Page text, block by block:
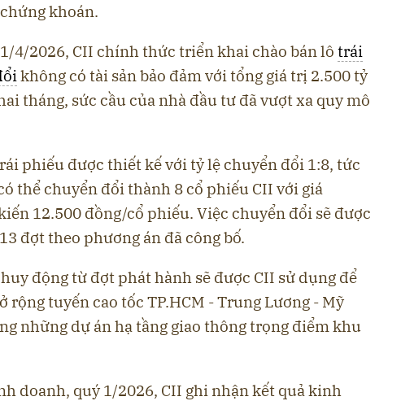
khoán.
4/2026, CII chính thức triển khai chào bán lô trái
không có tài sản bảo đảm với tổng giá trị 2.500 tỷ
tháng, sức cầu của nhà đầu tư đã vượt xa quy mô
phiếu được thiết kế với tỷ lệ chuyển đổi 1:8, tức
thể chuyển đổi thành 8 cổ phiếu CII với giá
12.500 đồng/cổ phiếu. Việc chuyển đổi sẽ được
đợt theo phương án đã công bố.
động từ đợt phát hành sẽ được CII sử dụng để
rộng tuyến cao tốc TP.HCM - Trung Lương - Mỹ
những dự án hạ tầng giao thông trọng điểm khu
doanh, quý 1/2026, CII ghi nhận kết quả kinh